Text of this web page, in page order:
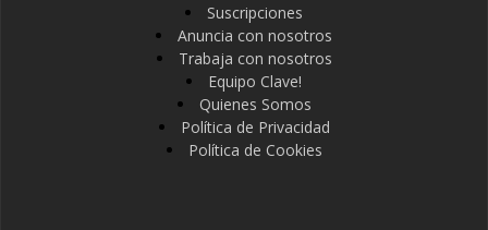
Suscripciones
Anuncia con nosotros
Trabaja con nosotros
Equipo Clave!
Quienes Somos
Política de Privacidad
Política de Cookies